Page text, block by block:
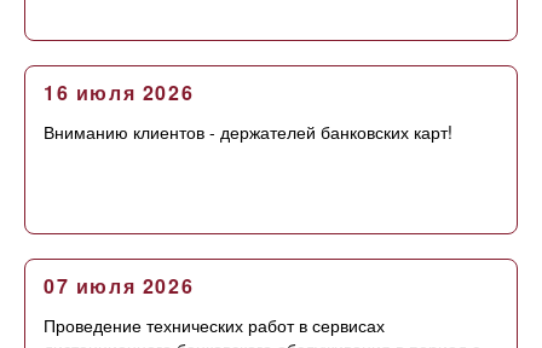
16 июля 2026
Вниманию клиентов - держателей банковских карт!
07 июля 2026
Проведение технических работ в сервисах